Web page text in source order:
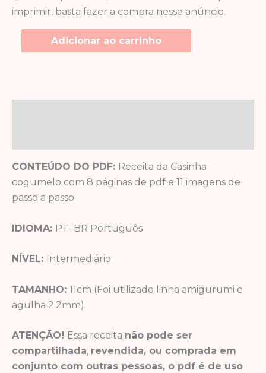
imprimir, basta fazer a compra nesse anúncio.
Adicionar ao carrinho
CONTEÚDO DO PDF: Receita da Casinha
cogumelo com 8 páginas de pdf e 11 imagens de
passo a passo
IDIOMA: PT- BR Português
NÍVEL: Intermediário
TAMANHO: 11cm (Foi utilizado linha amigurumi e
agulha 2.2mm)
ATENÇÃO! Essa receita não pode ser
compartilhada, revendida, ou comprada em
conjunto com outras pessoas, o pdf é de uso